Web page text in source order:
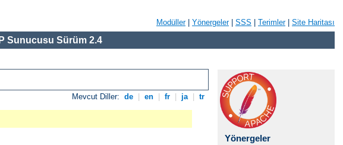
Modüller| Yönergeler| SSS Terimler| Site Haritası
Sunucusu Sürüm 2.4
Mevcut Diller: de en fr ja tr
Yönergeler